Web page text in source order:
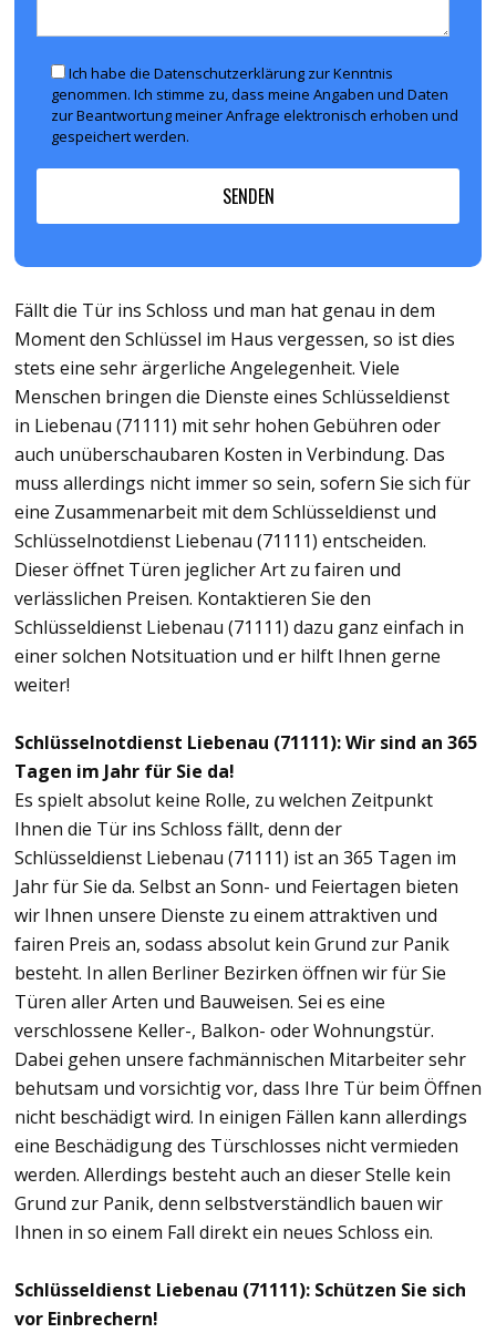
Ich habe die Datenschutzerklärung zur Kenntnis
genommen. Ich stimme zu, dass meine Angaben und Daten
zur Beantwortung meiner Anfrage elektronisch erhoben und
gespeichert werden.
Fällt die Tür ins Schloss und man hat genau in dem
Moment den Schlüssel im Haus vergessen, so ist dies
stets eine sehr ärgerliche Angelegenheit. Viele
Menschen bringen die Dienste eines Schlüsseldienst
in Liebenau (71111) mit sehr hohen Gebühren oder
auch unüberschaubaren Kosten in Verbindung. Das
muss allerdings nicht immer so sein, sofern Sie sich für
eine Zusammenarbeit mit dem Schlüsseldienst und
Schlüsselnotdienst Liebenau (71111) entscheiden.
Dieser öffnet Türen jeglicher Art zu fairen und
verlässlichen Preisen. Kontaktieren Sie den
Schlüsseldienst Liebenau (71111) dazu ganz einfach in
einer solchen Notsituation und er hilft Ihnen gerne
weiter!
Schlüsselnotdienst Liebenau (71111): Wir sind an 365
Tagen im Jahr für Sie da!
Es spielt absolut keine Rolle, zu welchen Zeitpunkt
Ihnen die Tür ins Schloss fällt, denn der
Schlüsseldienst Liebenau (71111) ist an 365 Tagen im
Jahr für Sie da. Selbst an Sonn- und Feiertagen bieten
wir Ihnen unsere Dienste zu einem attraktiven und
fairen Preis an, sodass absolut kein Grund zur Panik
besteht. In allen Berliner Bezirken öffnen wir für Sie
Türen aller Arten und Bauweisen. Sei es eine
verschlossene Keller-, Balkon- oder Wohnungstür.
Dabei gehen unsere fachmännischen Mitarbeiter sehr
behutsam und vorsichtig vor, dass Ihre Tür beim Öffnen
nicht beschädigt wird. In einigen Fällen kann allerdings
eine Beschädigung des Türschlosses nicht vermieden
werden. Allerdings besteht auch an dieser Stelle kein
Grund zur Panik, denn selbstverständlich bauen wir
Ihnen in so einem Fall direkt ein neues Schloss ein.
Schlüsseldienst Liebenau (71111): Schützen Sie sich
vor Einbrechern!